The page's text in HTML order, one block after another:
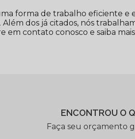
forma de trabalho eficiente
dos já citados, nós
em contato conosco e saiba
ENCONTROU O
Faça seu orçamento